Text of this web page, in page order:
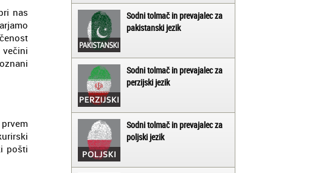
nas
pošti
Sodni tolmač in prevajalec za
pakistanski jezik
Sodni tolmač in prevajalec za
perzijski jezik
Sodni tolmač in prevajalec za
poljski jezik